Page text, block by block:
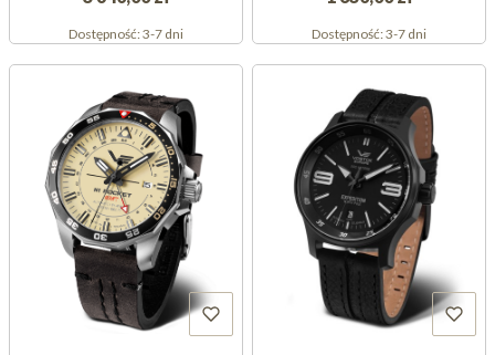
Dostępność:3-7 dni Dostępność:3-7 dni